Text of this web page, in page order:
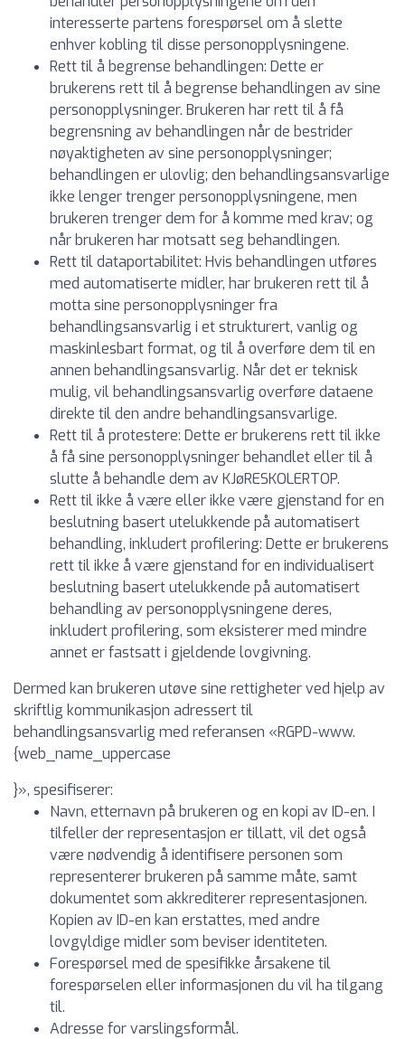
interesserte partens forespørsel om å slette
enhver kobling til disse personopplysningene.
Rett til å begrense behandlingen: Dette er
brukerens rett til å begrense behandlingen av sine
personopplysninger. Brukeren har rett til å få
begrensning av behandlingen når de bestrider
nøyaktigheten av sine personopplysninger;
behandlingen er ulovlig; den behandlingsansvarlige
ikke lenger trenger personopplysningene, men
brukeren trenger dem for å komme med krav; og
når brukeren har motsatt seg behandlingen.
Rett til dataportabilitet: Hvis behandlingen utføres
med automatiserte midler, har brukeren rett til å
motta sine personopplysninger fra
behandlingsansvarlig i et strukturert, vanlig og
maskinlesbart format, og til å overføre dem til en
annen behandlingsansvarlig. Når det er teknisk
mulig, vil behandlingsansvarlig overføre dataene
direkte til den andre behandlingsansvarlige.
Rett til å protestere: Dette er brukerens rett til ikke
å få sine personopplysninger behandlet eller til å
slutte å behandle dem av KJøRESKOLERTOP.
Rett til ikke å være eller ikke være gjenstand for en
beslutning basert utelukkende på automatisert
behandling, inkludert profilering: Dette er brukerens
rett til ikke å være gjenstand for en individualisert
beslutning basert utelukkende på automatisert
behandling av personopplysningene deres,
inkludert profilering, som eksisterer med mindre
annet er fastsatt i gjeldende lovgivning.
Dermed kan brukeren utøve sine rettigheter ved hjelp av
skriftlig kommunikasjon adressert til
behandlingsansvarlig med referansen «RGPD-www.
{web_name_uppercase
}», spesifiserer:
Navn, etternavn på brukeren og en kopi av ID-en. I
tilfeller der representasjon er tillatt, vil det også
være nødvendig å identifisere personen som
representerer brukeren på samme måte, samt
dokumentet som akkrediterer representasjonen.
Kopien av ID-en kan erstattes, med andre
lovgyldige midler som beviser identiteten.
Forespørsel med de spesifikke årsakene til
forespørselen eller informasjonen du vil ha tilgang
til.
Adresse for varslingsformål.